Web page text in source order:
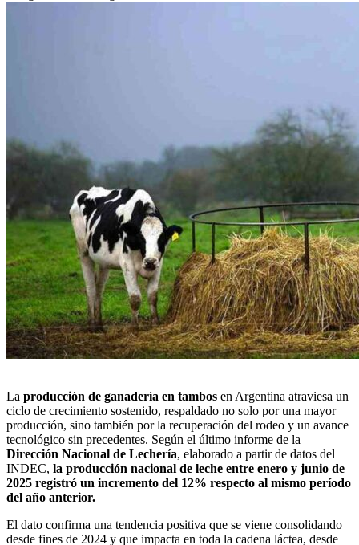
La producción de ganadería en tambos en Argentina atraviesa un
ciclo de crecimiento sostenido, respaldado no solo por una mayor
producción, sino también por la recuperación del rodeo y un avance
tecnológico sin precedentes. Según el último informe de la
Dirección Nacional de Lechería, elaborado a partir de datos del
INDEC, la producción nacional de leche entre enero y junio de
2025 registró un incremento del 12% respecto al mismo período
del año anterior.
El dato confirma una tendencia positiva que se viene consolidando
desde fines de 2024 y que impacta en toda la cadena láctea, desde